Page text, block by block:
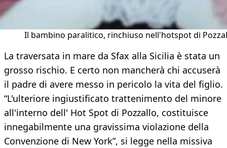
Il bambino paralitico, rinchiuso nell'hotspot di
La traversata in mare da Sfax alla Sicilia è stata un
grosso rischio. E certo non mancherà chi accuserà
il padre di avere messo in pericolo la vita del figlio.
“L'ulteriore ingiustificato trattenimento del minore
all'interno dell' Hot Spot di Pozzallo, costituisce
innegabilmente una gravissima violazione della
Convenzione di New York”, si legge nella missiva